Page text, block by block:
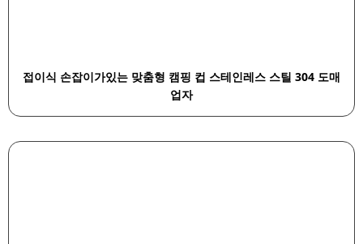
접이식 손잡이가있는 맞춤형 캠핑 컵 스테인레스 스틸 304 도매
업자